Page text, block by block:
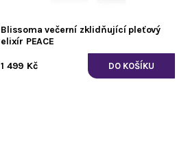
Blissoma večerní zklidňující pleťový
elixír PEACE
1 499 Kč